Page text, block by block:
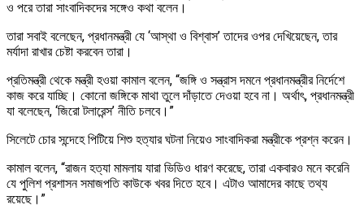
ও পরে তারা সাংবাদিকদের সঙ্গেও কথা বলেন।
তারা সবাই বলেছেন, প্রধানমন্ত্রী যে ‘আস্থা ও বিশ্বাস’ তাদের ওপর দেখিয়েছেন, তার
মর্যাদা রাখার চেষ্টা করবেন তারা।
প্রতিমন্ত্রী থেকে মন্ত্রী হওয়া কামাল বলেন, “জঙ্গি ও সন্ত্রাস দমনে প্রধানমন্ত্রীর নির্দেশে
কাজ করে যাচ্ছি। কোনো জঙ্গিকে মাথা তুলে দাঁড়াতে দেওয়া হবে না। অর্থাৎ, প্রধানমন্ত্রী
যা বলেছেন, ‘জিরো টলারেন্স’ নীতি চলবে।”
সিলেটে চোর সন্দেহে পিটিয়ে শিশু হত্যার ঘটনা নিয়েও সাংবাদিকরা মন্ত্রীকে প্রশ্ন করেন।
কামাল বলেন, “রাজন হত্যা মামলায় যারা ভিডিও ধারণ করেছে, তারা একবারও মনে করেনি
যে পুলিশ প্রশাসন সমাজপতি কাউকে খবর দিতে হবে। এটাও আমাদের কাছে তথ্য
রয়েছে।”